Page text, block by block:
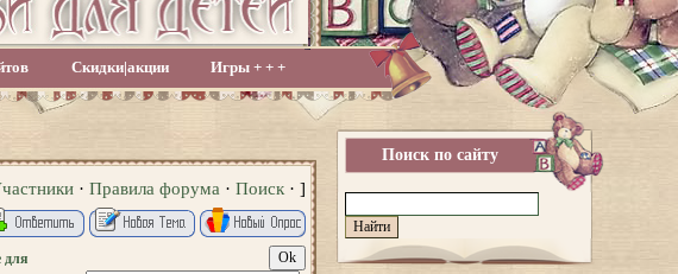
Скидки|акции Игры + + +
· Правила форума · Поиск · ]
для
Поиск по сайту